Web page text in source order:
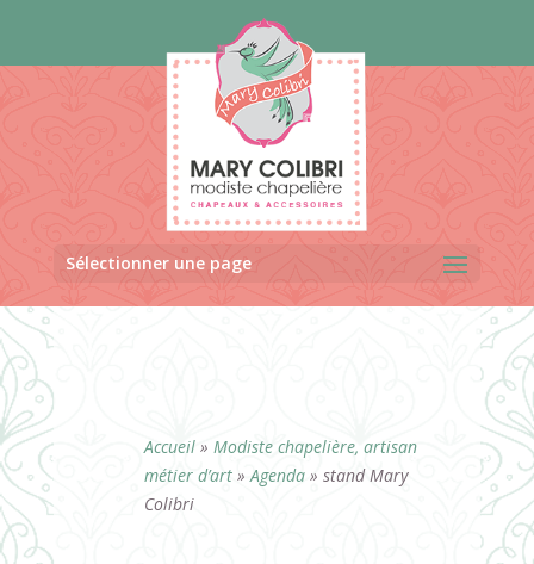
Sélectionner une page
Accueil» Modiste chapelière, artisan
métier d’art»Agenda» stand Mary
Colibri